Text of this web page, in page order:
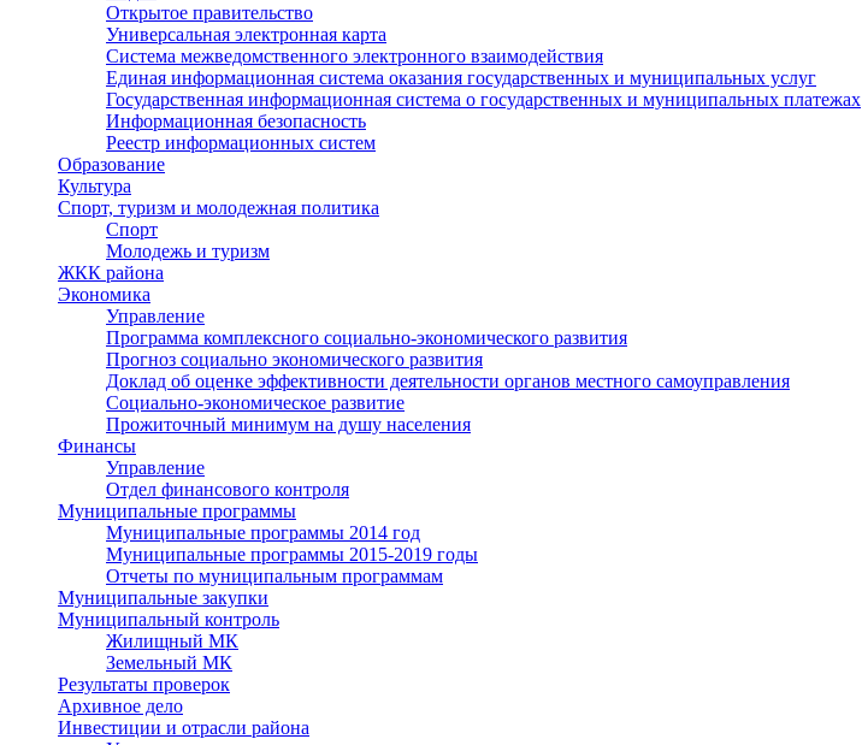
Открытое правительство
Универсальная электронная карта
Система межведомственного электронного взаимодействия
Единая информационная система оказания государственных и муниципальных услуг
Государственная информационная система о государственных и муниципальных платежах
Информационная безопасность
Реестр информационных систем
Образование
Культура
Спорт, туризм и молодежная политика
Спорт
Молодежь и туризм
ЖКК района
Экономика
Управление
Программа комплексного социально-экономического развития
Прогноз социально экономического развития
Доклад об оценке эффективности деятельности органов местного самоуправления
Социально-экономическое развитие
Прожиточный минимум на душу населения
Финансы
Управление
Отдел финансового контроля
Муниципальные программы
Муниципальные программы 2014 год
Муниципальные программы 2015-2019 годы
Отчеты по муниципальным программам
Муниципальные закупки
Муниципальный контроль
Жилищный МК
Земельный МК
Результаты проверок
Архивное дело
Инвестиции и отрасли района